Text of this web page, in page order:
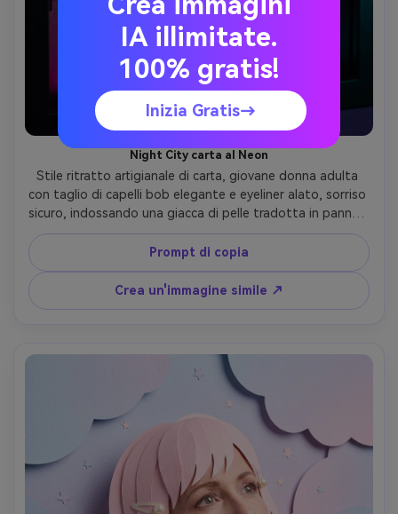
Night City carta al Neon
Stile ritratto artigianale di carta, giovane donna adulta
con taglio di capelli bob elegante e eyeliner alato, sorriso
sicuro, indossando una giacca di pelle tradotta in pannelli
di carta a strati, segni al neon tagliati in carta e skyline
dietro di lei, illuminazione fresca con effetti di bagliore
magenta e ciano resi come strati di carta traslucidi,
cornice stretta del ritratto, silhouette nitide, atmosfera
urbana lunatica, obiettivo da 85 mm, profondità di campo
Prompt di copia
Crea un'immagine simile ↗
IA illimitate.
100% gratis!
Inizia Gratis→